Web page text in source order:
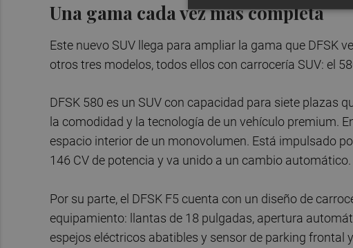
Una gama cada vez más completa
Este nuevo SUV llega para ampliar la gama que DFSK
otros tres modelos, todos ellos con carrocería SUV: el
DFSK 580 es un SUV con capacidad para siete plazas
la comodidad y la tecnología de un vehículo premium.
espacio interior de un monovolumen. Está impulsado
146 CV de potencia y va unido a un cambio automático.
Por su parte, el DFSK F5 cuenta con un diseño de
equipamiento: llantas de 18 pulgadas, apertura
espejos eléctricos abatibles y sensor de parking